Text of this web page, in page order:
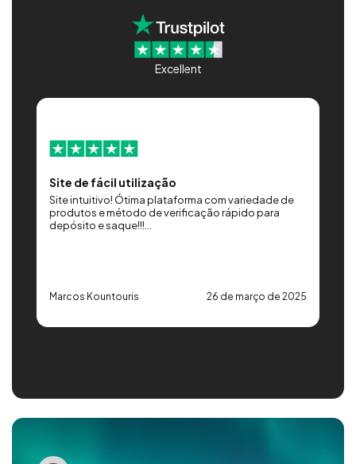
Excellent
Site de fácil utilização
Site intuitivo! Ótima plataforma com variedade de
produtos e método de verificação rápido para
depósito e saque!!!...
Marcos Kountouris 26 de março de 2025